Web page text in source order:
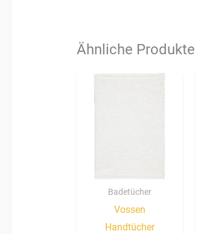
Ähnliche Produkte
Badetücher
Vossen
Handtücher